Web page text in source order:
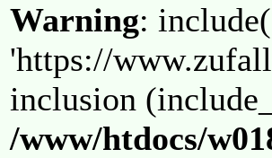
Warning:
'https://
inclusion
/www/htdocs/